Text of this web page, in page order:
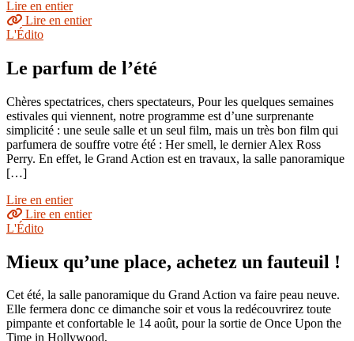
Lire en entier
Lire en entier
L'Édito
Le parfum de l’été
Chères spectatrices, chers spectateurs, Pour les quelques semaines
estivales qui viennent, notre programme est d’une surprenante
simplicité : une seule salle et un seul film, mais un très bon film qui
parfumera de souffre votre été : Her smell, le dernier Alex Ross
Perry. En effet, le Grand Action est en travaux, la salle panoramique
[…]
Lire en entier
Lire en entier
L'Édito
Mieux qu’une place, achetez un fauteuil !
Cet été, la salle panoramique du Grand Action va faire peau neuve.
Elle fermera donc ce dimanche soir et vous la redécouvrirez toute
pimpante et confortable le 14 août, pour la sortie de Once Upon the
Time in Hollywood,